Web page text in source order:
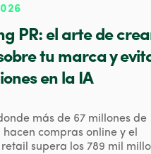
PR: el arte de
tu marca y
en la IA
más de 67 millones de
hacen compras online y el
retail supera los 789 mil